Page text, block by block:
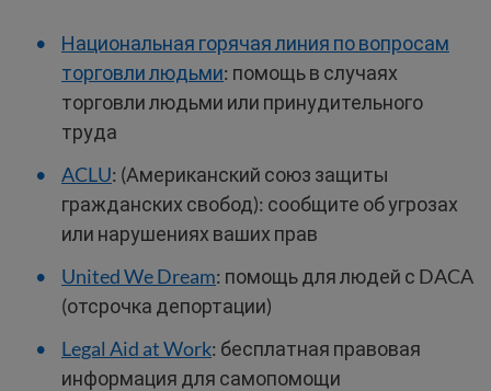
Национальная горячая линия по вопросам
торговли людьми: помощь в случаях
торговли людьми или принудительного
труда
ACLU: (Американский союз защиты
гражданских свобод): сообщите об угрозах
или нарушениях ваших прав
United We Dream: помощь для людей с DACA
(отсрочка депортации)
Legal Aid at Work: бесплатная правовая
информация для самопомощи